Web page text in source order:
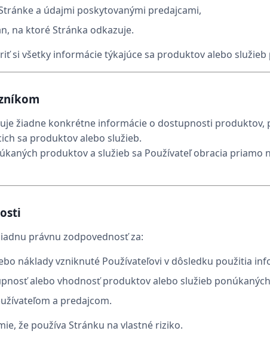
a údajmi poskytovanými predajcami,
na ktoré Stránka odkazuje.
si všetky informácie týkajúce sa produktov alebo
žiadne konkrétne informácie o dostupnosti produktov,
sa produktov alebo služieb.
produktov a služieb sa Používateľ obracia
právnu zodpovednosť za:
náklady vzniknuté Používateľovi v dôsledku použitia
alebo vhodnosť produktov alebo služieb
a predajcom.
že používa Stránku na vlastné riziko.